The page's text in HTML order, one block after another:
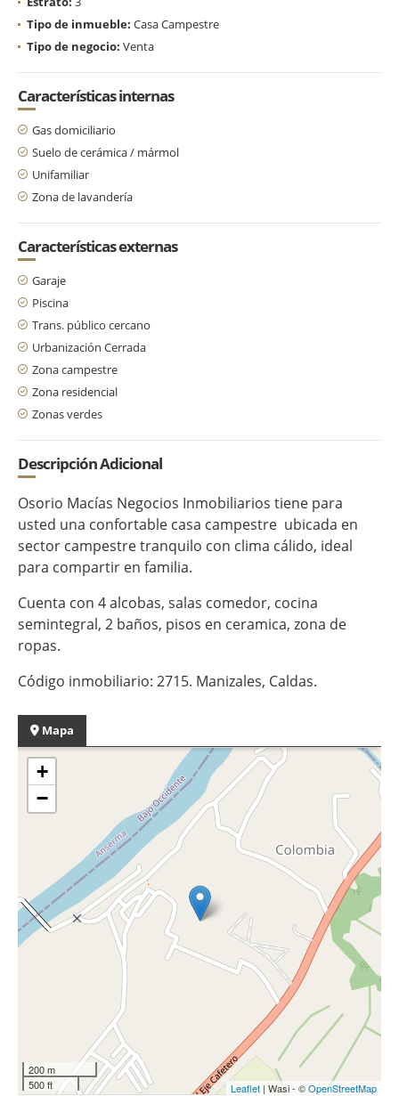
Tipo de inmueble: Casa Campestre
Tipo de negocio: Venta
Características internas
Gas domiciliario
Suelo de cerámica / mármol
Unifamiliar
Zona de lavandería
Características externas
Garaje
Piscina
Trans. público cercano
Urbanización Cerrada
Zona campestre
Zona residencial
Zonas verdes
Descripción Adicional
Osorio Macías Negocios Inmobiliarios tiene para
usted una confortable casa campestre ubicada en
sector campestre tranquilo con clima cálido, ideal
para compartir en familia.
Cuenta con 4 alcobas, salas comedor, cocina
semintegral, 2 baños, pisos en ceramica, zona de
ropas.
Código inmobiliario: 2715. Manizales, Caldas.
Mapa
+
−
200 m
500 ft
Leaflet | Wasi - ©OpenStreetMap